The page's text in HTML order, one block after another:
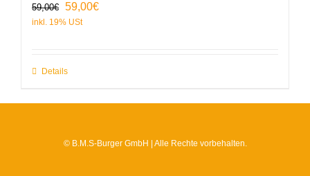
59,00€
Ursprünglicher
Preis
59,00€Aktueller
Details
© B.M.S-Burger GmbH | Alle Rechte vorbehalten.